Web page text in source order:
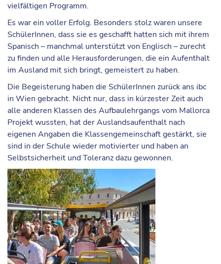
vielfältigen Programm.
Es war ein voller Erfolg. Besonders stolz waren unsere
SchülerInnen, dass sie es geschafft hatten sich mit ihrem
Spanisch – manchmal unterstützt von Englisch – zurecht
zu finden und alle Herausforderungen, die ein Aufenthalt
im Ausland mit sich bringt, gemeistert zu haben.
Die Begeisterung haben die SchülerInnen zurück ans ibc
in Wien gebracht. Nicht nur, dass in kürzester Zeit auch
alle anderen Klassen des Aufbaulehrgangs vom Mallorca
Projekt wussten, hat der Auslandsaufenthalt nach
eigenen Angaben die Klassengemeinschaft gestärkt, sie
sind in der Schule wieder motivierter und haben an
Selbstsicherheit und Toleranz dazu gewonnen.